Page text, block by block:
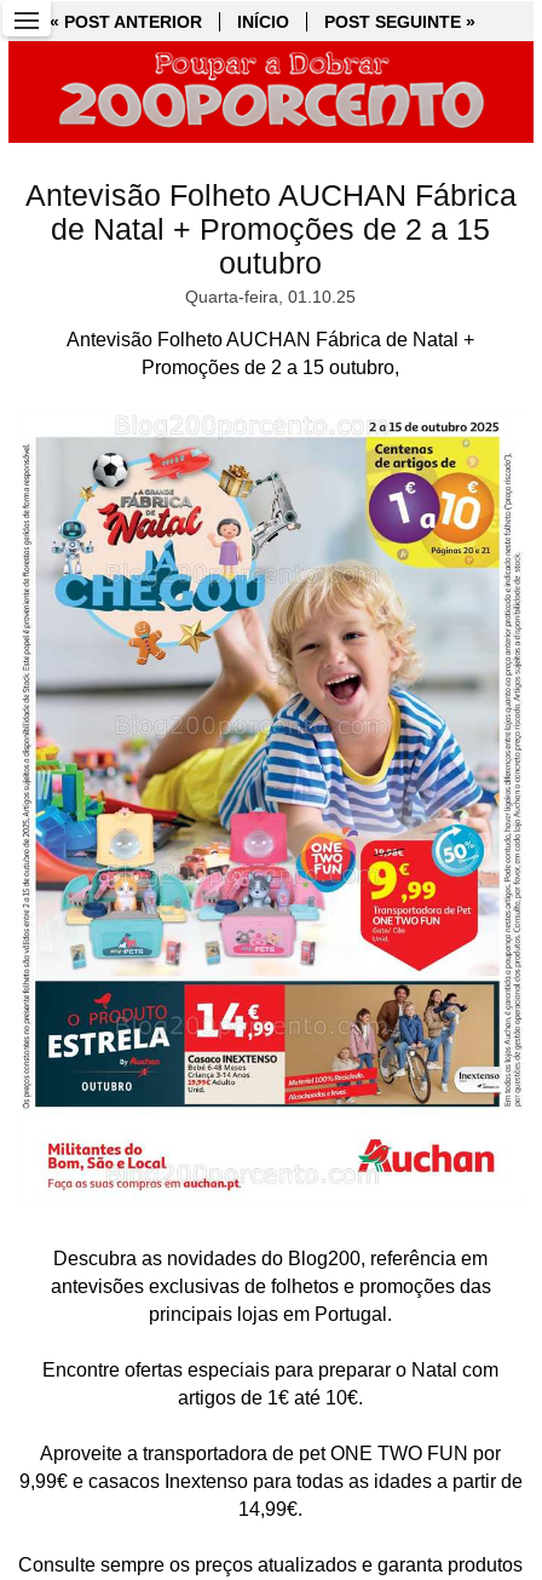
« POST ANTERIOR INÍCIO POST SEGUINTE »
Antevisão Folheto AUCHAN Fábrica
de Natal + Promoções de 2 a 15
outubro
Quarta-feira, 01.10.25
Antevisão Folheto AUCHAN Fábrica de Natal +
Promoções de 2 a 15 outubro,
Descubra as novidades do Blog200, referência em
antevisões exclusivas de folhetos e promoções das
principais lojas em Portugal.
Encontre ofertas especiais para preparar o Natal com
artigos de 1€ até 10€.
Aproveite a transportadora de pet ONE TWO FUN por
9,99€ e casacos Inextenso para todas as idades a partir de
14,99€.
Consulte sempre os preços atualizados e garanta produtos
« POST ANTERIOR INÍCIO POST SEGUINTE »